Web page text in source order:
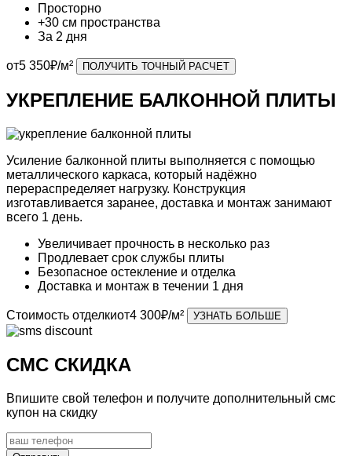
Просторно
+30 см пространства
За 2 дня
от5 350₽/м² ПОЛУЧИТЬ ТОЧНЫЙ РАСЧЕТ
УКРЕПЛЕНИЕ БАЛКОННОЙ ПЛИТЫ
Усиление балконной плиты выполняется с помощью
металлического каркаса, который надёжно
перераспределяет нагрузку. Конструкция
изготавливается заранее, доставка и монтаж занимают
всего 1 день.
Увеличивает прочность в несколько раз
Продлевает срок службы плиты
Безопасное остекление и отделка
Доставка и монтаж в течении 1 дня
Стоимость отделкиот4 300₽/м² УЗНАТЬ БОЛЬШЕ
СМС СКИДКА
Впишите свой телефон и получите дополнительный смс
купон на скидку